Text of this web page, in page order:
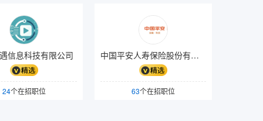
信息科技有限公司
24个在招职位
中国平安人寿保险股份有限公司上海徐汇龙漕路营销服务部
63个在招职位